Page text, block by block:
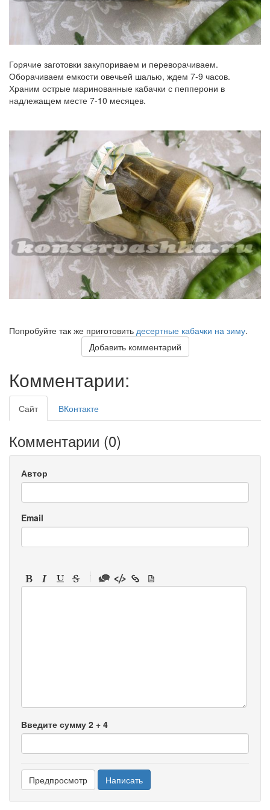
Горячие заготовки закупориваем и переворачиваем.
Оборачиваем емкости овечьей шалью, ждем 7-9 часов.
Храним острые маринованные кабачки с пепперони в
надлежащем месте 7-10 месяцев.
Попробуйте так же приготовить десертные кабачки на зиму.
Добавить комментарий
Комментарии:
Сайт ВКонтакте
Комментарии (0)
Автор
Email
-
-
Введите сумму 2 + 4